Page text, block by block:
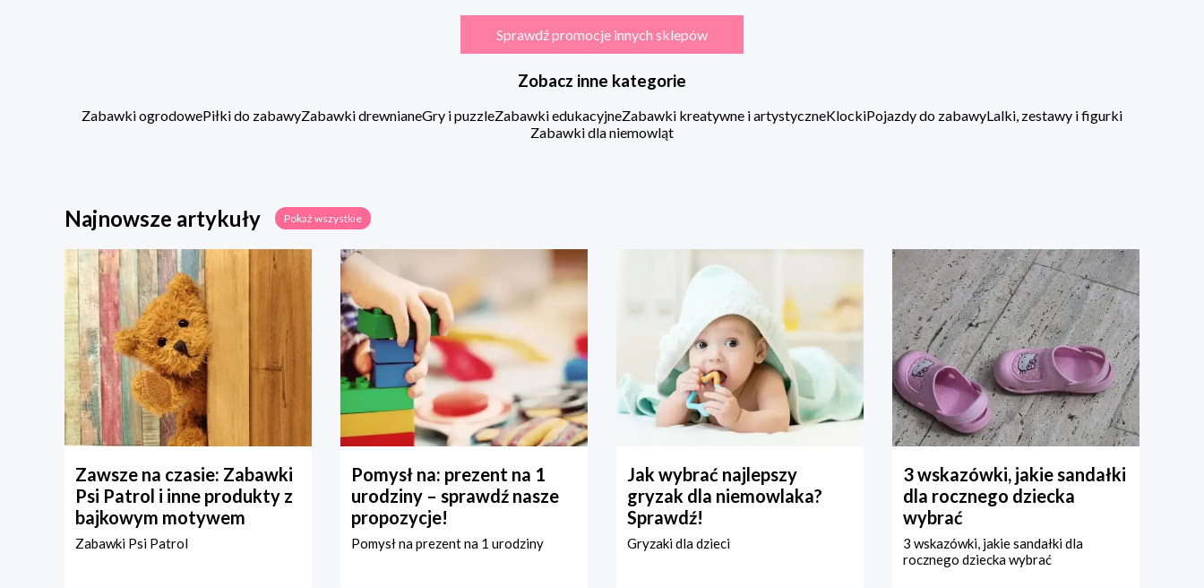
Sprawdź promocje innych sklepów
Zobacz inne kategorie
Zabawki ogrodowePiłki do zabawyZabawki drewnianeGry i puzzleZabawki edukacyjneZabawki kreatywne i artystyczneKlockiPojazdy do zabawyLalki, zestawy i figurki
Zabawki dla niemowląt
Najnowsze artykuły Pokaż wszystkie
Zawsze na czasie: Zabawki
Psi Patrol i inne produkty z
bajkowym motywem
Zabawki Psi Patrol
Pomysł na: prezent na 1
urodziny – sprawdź nasze
propozycje!
Pomysł na prezent na 1 urodziny
Jak wybrać najlepszy
gryzak dla niemowlaka?
Sprawdź!
Gryzaki dla dzieci
3 wskazówki, jakie sandałki
dla rocznego dziecka
wybrać
3 wskazówki, jakie sandałki dla
rocznego dziecka wybrać